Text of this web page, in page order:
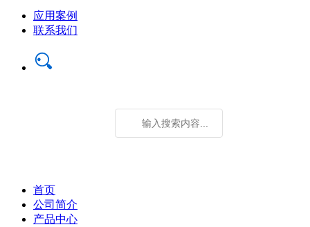
应用案例
联系我们
首页
公司简介
产品中心